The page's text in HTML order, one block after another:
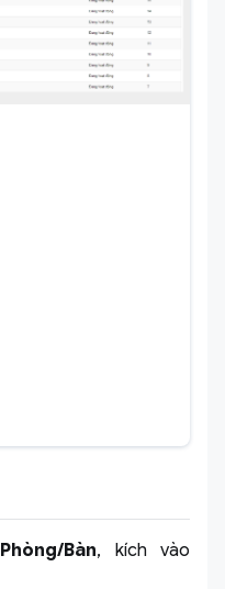
Phòng/Bàn, kích vào